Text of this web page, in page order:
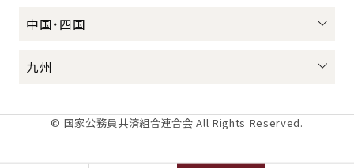
中国・四国
九州
© 国家公務員共済組合連合会 All Rights Reserved.